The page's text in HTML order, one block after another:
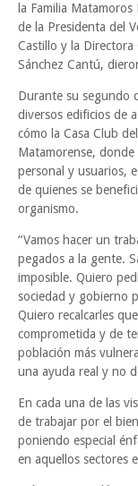
la Familia
de la Presidenta del
Castillo y la Directora
Sánchez Cantú,
Durante su segundo
diversos edificios de
cómo la Casa Club
Matamorense,
personal y usuarios,
de quienes se
organismo.
“Vamos hacer un
pegados a la gente.
imposible. Quiero
sociedad y gobierno
Quiero recalcarles
comprometida y de
población más
una ayuda real y no
En cada una de las
de trabajar por el
poniendo especial
en aquellos sectores